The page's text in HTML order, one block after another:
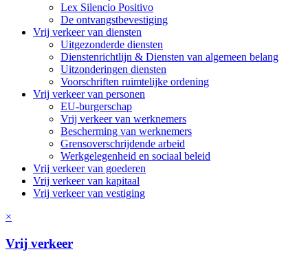
Lex Silencio Positivo
De ontvangstbevestiging
Vrij verkeer van diensten
Uitgezonderde diensten
Dienstenrichtlijn & Diensten van algemeen belang
Uitzonderingen diensten
Voorschriften ruimtelijke ordening
Vrij verkeer van personen
EU-burgerschap
Vrij verkeer van werknemers
Bescherming van werknemers
Grensoverschrijdende arbeid
Werkgelegenheid en sociaal beleid
Vrij verkeer van goederen
Vrij verkeer van kapitaal
Vrij verkeer van vestiging
×
Vrij verkeer